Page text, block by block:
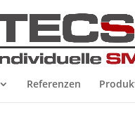
Referenzen